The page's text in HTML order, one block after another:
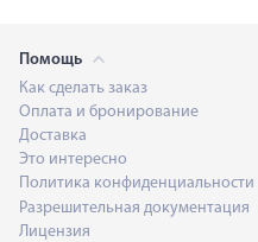
Помощь
Как сделать заказ
Оплата и бронирование
Доставка
Это интересно
Политика конфиденциальности
Разрешительная документация
Лицензия